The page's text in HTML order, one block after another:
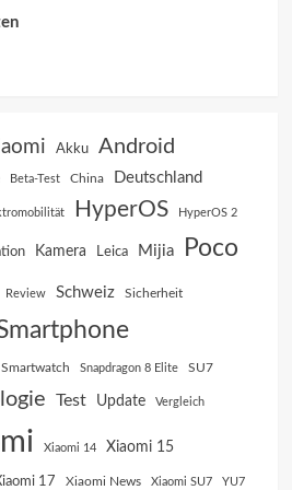
Akku Android
Beta-Test China Deutschland
HyperOS HyperOS 2
Kamera Leica Mijia
Poco
Review Schweiz Sicherheit
Smartwatch Snapdragon 8 Elite SU7
Test Update Vergleich
Xiaomi 14 Xiaomi 15
17 Xiaomi News Xiaomi SU7 YU7